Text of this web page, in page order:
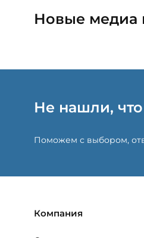
Новые медиа
Не нашли,
Поможем с выбором,
Компания